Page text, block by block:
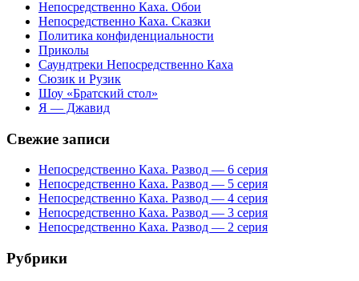
Непосредственно Каха. Обои
Непосредственно Каха. Сказки
Политика конфиденциальности
Приколы
Саундтреки Непосредственно Каха
Сюзик и Рузик
Шоу «Братский стол»
Я — Джавид
Свежие записи
Непосредственно Каха. Развод — 6 серия
Непосредственно Каха. Развод — 5 серия
Непосредственно Каха. Развод — 4 серия
Непосредственно Каха. Развод — 3 серия
Непосредственно Каха. Развод — 2 серия
Рубрики